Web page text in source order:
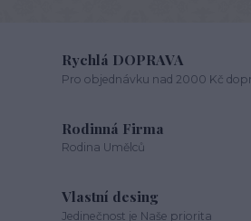
Rychlá DOPRAVA
Pro objednávku nad 2000 Kč
Rodinná Firma
Rodina Umělců
Vlastní desing
Jedinečnost je Naše priorita